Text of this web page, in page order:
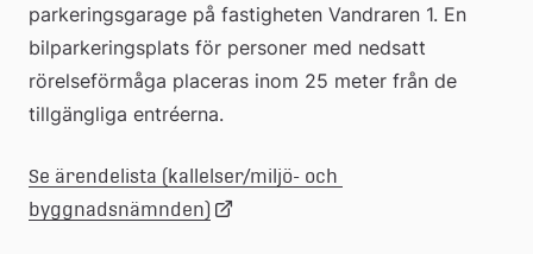
parkeringsgarage på fastigheten Vandraren 1. En
bilparkeringsplats för personer med nedsatt
rörelseförmåga placeras inom 25 meter från de
tillgängliga entréerna.
Se ärendelista (kallelser/miljö- och
byggnadsnämnden) Länk